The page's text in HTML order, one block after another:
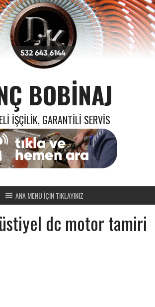
BOBINAJ
İŞÇILIK, GARANTILI SERVIS
ANA MENÜ İÇİN TIKLAYINIZ
dc motor tamiri